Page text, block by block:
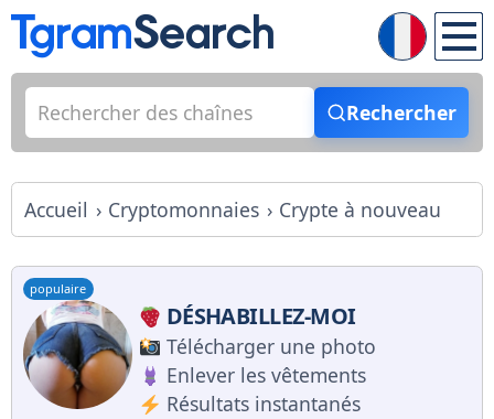
Rechercher
Accueil Cryptomonnaies Crypte à nouveau
populaire
DÉSHABILLEZ-MOI
Télécharger une photo
Enlever les vêtements
Résultats instantanés